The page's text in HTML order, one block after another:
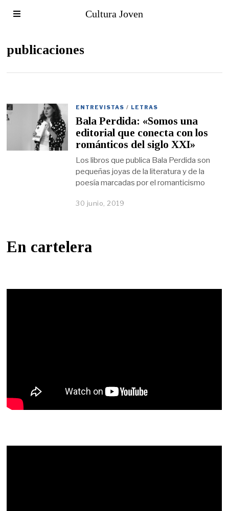
Cultura Joven
publicaciones
ENTREVISTAS / LETRAS
Bala Perdida: «Somos una
editorial que conecta con los
románticos del siglo XXI»
Los libros que publica Bala Perdida son
pequeñas joyas de la literatura y de la
poesía marcadas por el romanticismo
30 junio, 2019
En cartelera